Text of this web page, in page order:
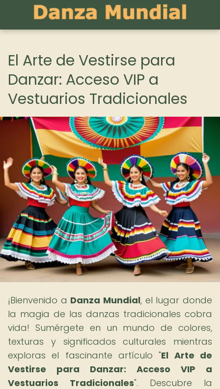
El Arte de Vestirse para
Danzar: Acceso VIP a
Vestuarios Tradicionales
¡Bienvenido a Danza Mundial, el lugar donde
la magia de las danzas tradicionales cobra
vida! Sumérgete en un mundo de colores,
texturas y significados culturales mientras
exploras el fascinante artículo "El Arte de
Vestirse para Danzar: Acceso VIP a
Vestuarios Tradicionales". Descubre la